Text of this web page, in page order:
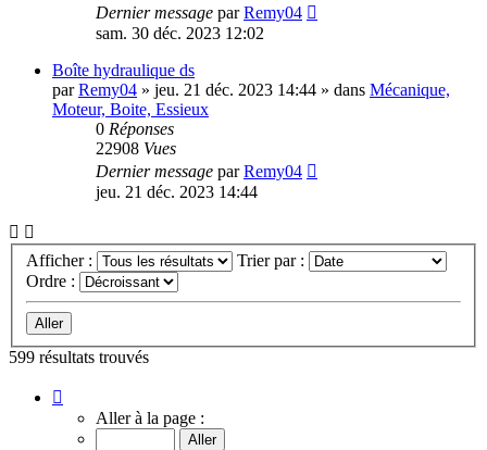
Dernier message parRemy04
sam. 30 déc. 2023 12:02
Boîte hydraulique ds
parRemy04 » jeu. 21 déc. 2023 14:44 » dans Mécanique,
Moteur, Boite, Essieux
0 Réponses
22908 Vues
Dernier message parRemy04
jeu. 21 déc. 2023 14:44
Afficher :
Trier par :
Ordre :
599 résultats trouvés
sur
Aller à la page :